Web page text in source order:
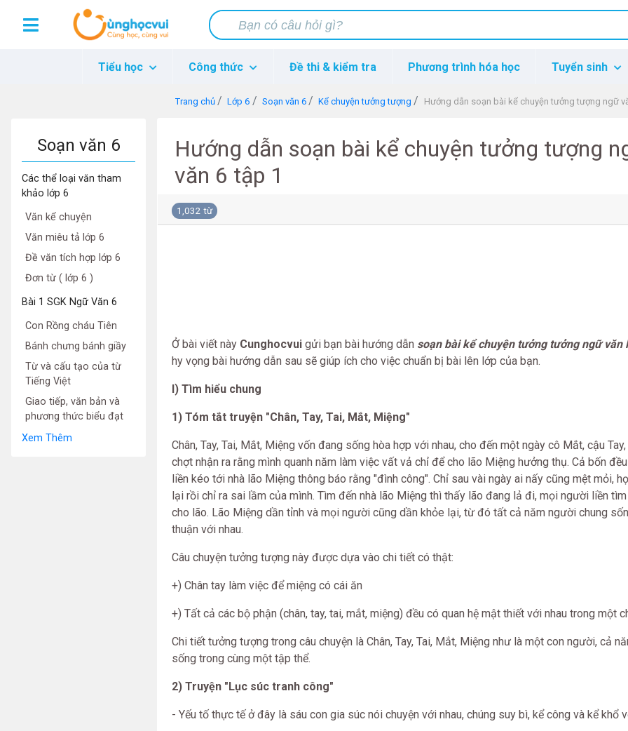
Tiểu học Công thức Đề thi & kiểm tra Phương trình hóa học Tuyển sinh
Trang chủ Lớp 6 Soạn văn 6 Kể chuyện tưởng tượng Hướng dẫn soạn bài kể chuyện tưởng tượng ngữ
Soạn văn 6
Các thể loại văn tham
khảo lớp 6
Văn kể chuyện
Văn miêu tả lớp 6
Đề văn tích hợp lớp 6
Đơn từ ( lớp 6 )
Bài 1 SGK Ngữ Văn 6
Con Rồng cháu Tiên
Bánh chưng bánh giầy
Từ và cấu tạo của từ
Tiếng Việt
Giao tiếp, văn bản và
phương thức biểu đạt
Xem Thêm
Hướng dẫn soạn bài kể chuyện tưởng tượng
văn 6 tập 1
1,032 từ
Ở bài viết này Cunghocvui gửi bạn bài hướng dẫn soạn bài kể chuyện tưởng tưởng ngữ văn
hy vọng bài hướng dẫn sau sẽ giúp ích cho việc chuẩn bị bài lên lớp của bạn.
I) Tìm hiểu chung
1) Tóm tắt truyện "Chân, Tay, Tai, Mắt, Miệng"
Chân, Tay, Tai, Mắt, Miệng vốn đang sống hòa hợp với nhau, cho đến một ngày cô Mắt, cậu
chợt nhận ra rằng mình quanh năm làm việc vất vả chỉ để cho lão Miệng hưởng thụ. Cả bốn
liền kéo tới nhà lão Miệng thông báo rằng "đình công". Chỉ sau vài ngày ai nấy cũng mệt mỏi,
lại rồi chỉ ra sai lầm của mình. Tìm đến nhà lão Miệng thì thấy lão đang lả đi, mọi người liền
cho lão. Lão Miệng dần tỉnh và mọi người cũng dần khỏe lại, từ đó tất cả năm người chung
thuận với nhau.
Câu chuyện tưởng tượng này được dựa vào chi tiết có thật:
+) Chân tay làm việc để miệng có cái ăn
+) Tất cả các bộ phận (chân, tay, tai, mắt, miệng) đều có quan hệ mật thiết với nhau trong một
Chi tiết tưởng tượng trong câu chuyện là Chân, Tay, Tai, Mắt, Miệng như là một con người, cả
sống trong cùng một tập thể.
2) Truyện "Lục súc tranh công"
- Yếu tố thực tế ở đây là sáu con gia súc nói chuyện với nhau, chúng suy bì, kể công và kể khổ